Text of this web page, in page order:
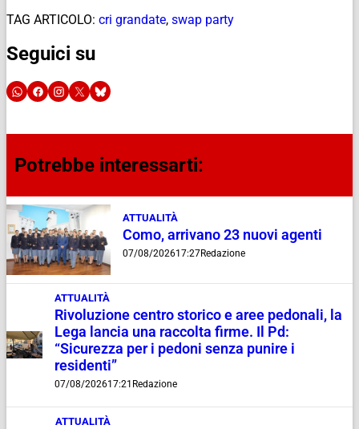
TAG ARTICOLO: cri grandate, swap party
Seguici su
Potrebbe interessarti:
ATTUALITÀ
Como, arrivano 23 nuovi agenti
07/08/202617:27Redazione
ATTUALITÀ
Rivoluzione centro storico e aree pedonali, la
Lega lancia una raccolta firme. Il Pd:
“Sicurezza per i pedoni senza punire i
residenti”
07/08/202617:21 Redazione
ATTUALITÀ